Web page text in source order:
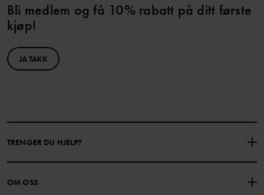
Bli medlem og få 10% rabatt på ditt første
kjøp!
JA TAKK
TRENGER DU HJELP?
KONTAKTE OSS
OM OSS